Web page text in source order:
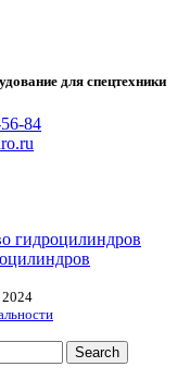
для спецтехники
84
гидроцилиндров
2024
Search